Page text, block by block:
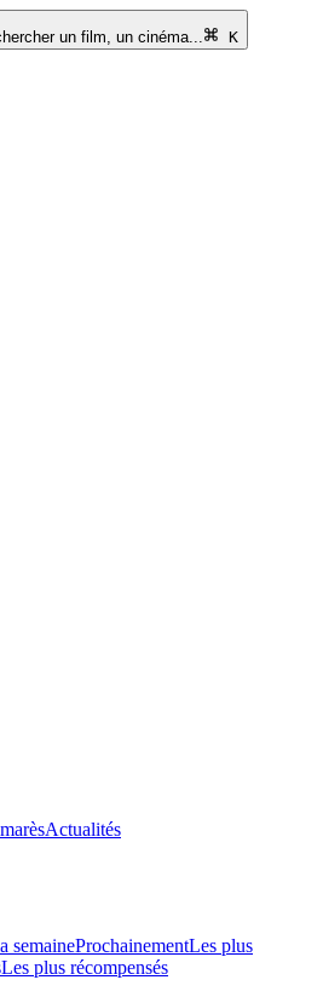
un film, un cinéma...
K
Actualités
semaineProchainementLes plus
Les plus récompensés